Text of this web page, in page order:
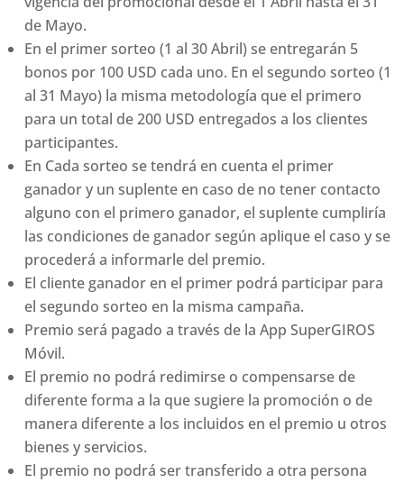
de Mayo.
En el primer sorteo (1 al 30 Abril) se entregarán 5
bonos por 100 USD cada uno. En el segundo sorteo (1
al 31 Mayo) la misma metodología que el primero
para un total de 200 USD entregados a los clientes
participantes.
En Cada sorteo se tendrá en cuenta el primer
ganador y un suplente en caso de no tener contacto
alguno con el primero ganador, el suplente cumpliría
las condiciones de ganador según aplique el caso y se
procederá a informarle del premio.
El cliente ganador en el primer podrá participar para
el segundo sorteo en la misma campaña.
Premio será pagado a través de la App SuperGIROS
Móvil.
El premio no podrá redimirse o compensarse de
diferente forma a la que sugiere la promoción o de
manera diferente a los incluidos en el premio u otros
bienes y servicios.
El premio no podrá ser transferido a otra persona